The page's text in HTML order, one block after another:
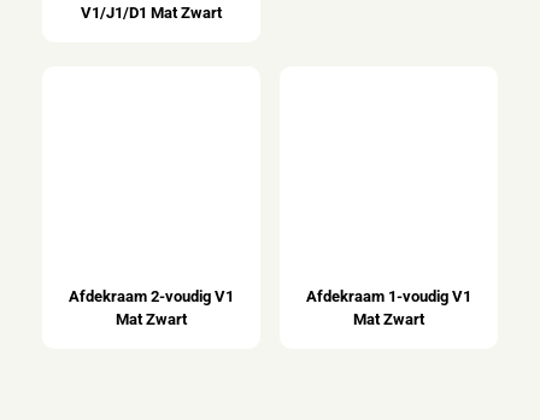
Diepte
V1/J1/D1 Mat Zwart
Afdekraam 2-voudig V1
Mat Zwart
Afdekraam 1-voudig V1
Mat Zwart